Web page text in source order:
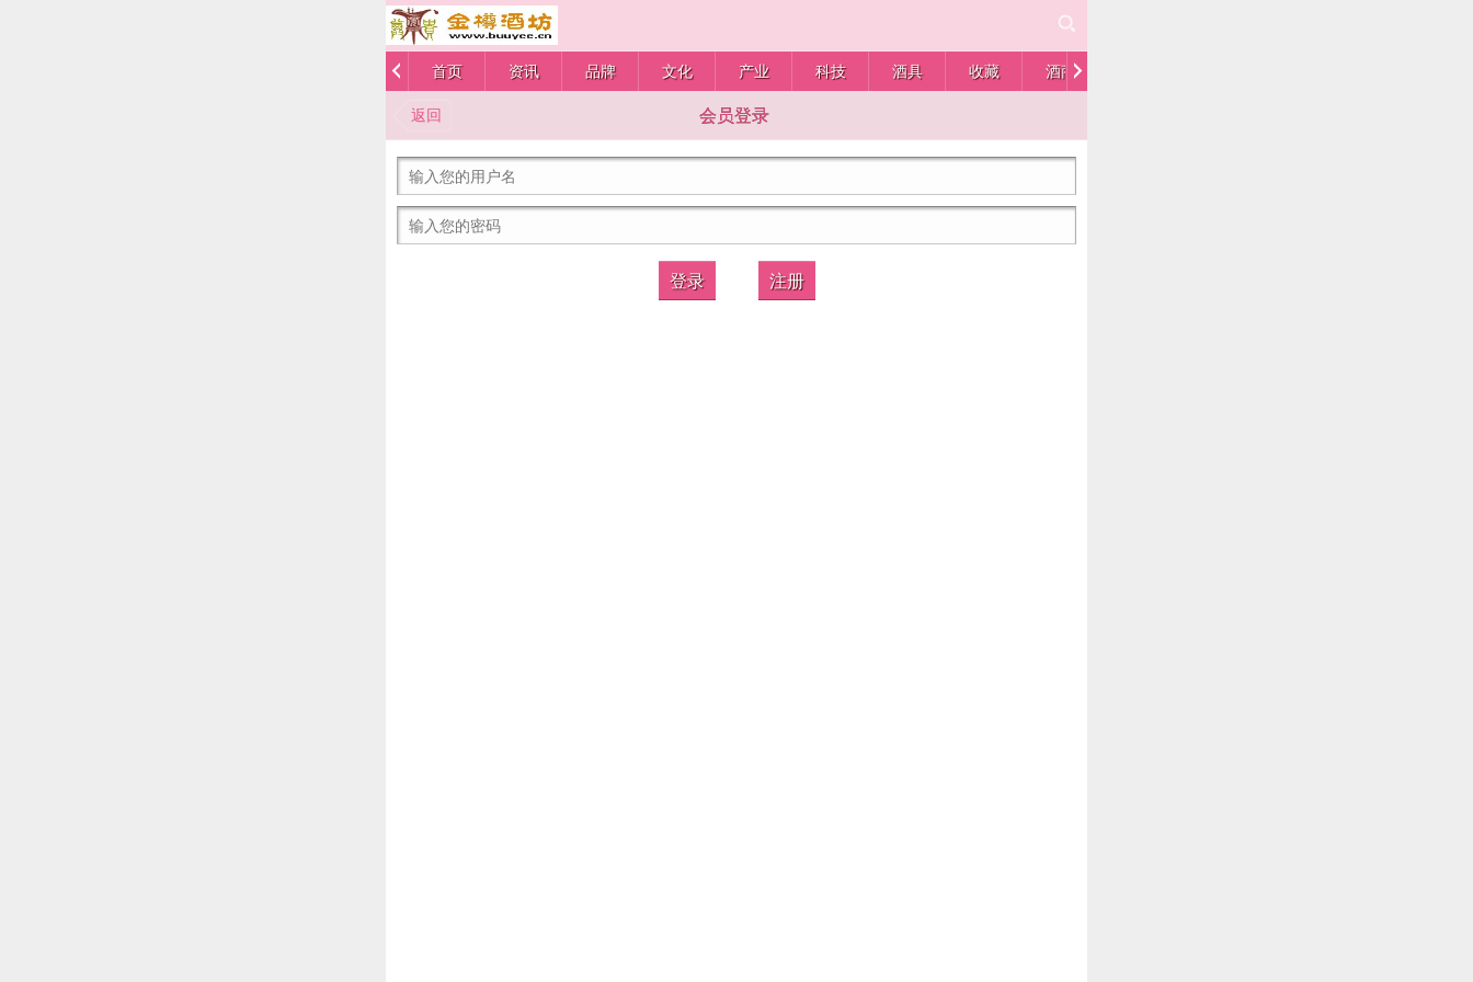
首页 资讯 品牌 文化 产业 科技 酒具 收藏 酒商
返回 会员登录